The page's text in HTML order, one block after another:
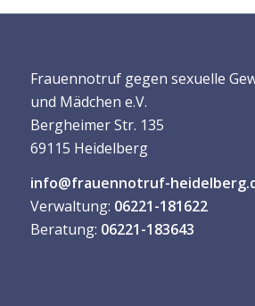
Frauennotruf gegen sexuelle
und Mädchen e.V.
Bergheimer Str. 135
69115 Heidelberg
info@frauennotruf-
Verwaltung: 06221-181622
Beratung: 06221-183643